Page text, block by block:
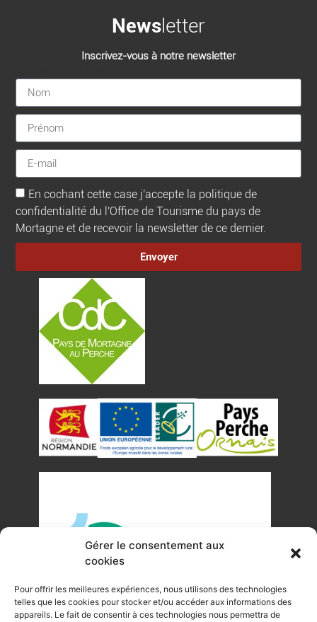
Gérer le consentement aux
cookies
Pour offrir les meilleures expériences, nous utilisons des technologies
telles que les cookies pour stocker et/ou accéder aux informations des
appareils. Le fait de consentir à ces technologies nous permettra de
Newsletter
Inscrivez-vous à notre newsletter
En cochant cette case j'accepte la politique de
confidentialité du l'Office de Tourisme du pays de
Mortagne et de recevoir la newsletter de ce dernier.
Envoyer